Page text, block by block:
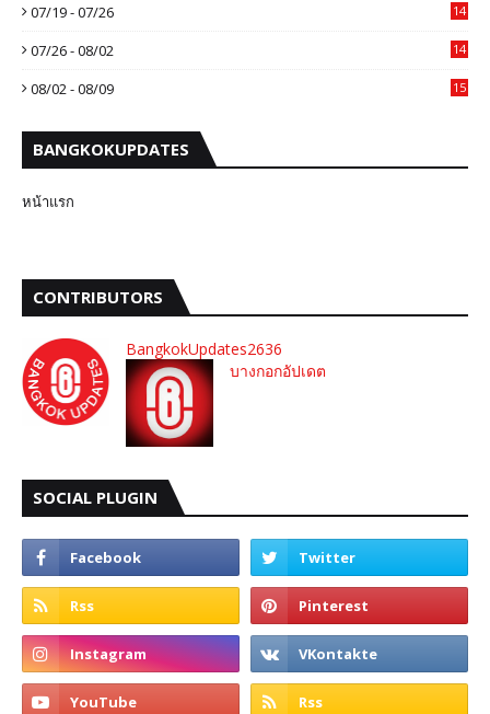
07/19 - 07/26 14
07/26 - 08/02 14
08/02 - 08/09 15
BANGKOKUPDATES
หน้าแรก
CONTRIBUTORS
BangkokUpdates2636
บางกอกอัปเดต
SOCIAL PLUGIN